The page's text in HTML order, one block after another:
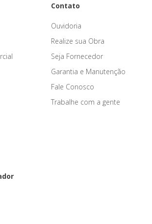
Contato
Ouvidoria
Realize sua Obra
Seja Fornecedor
Garantia e Manutenção
Fale Conosco
Trabalhe com a gente